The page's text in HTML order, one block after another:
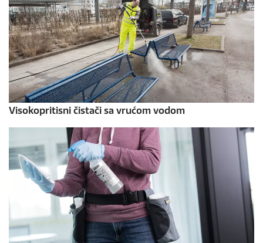
Visokopritisni čistači sa vrućom vodom